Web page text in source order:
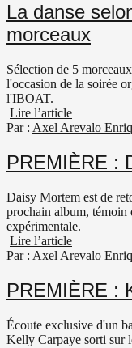
La danse
morceaux
Sélection de 5
l'occasion de la soirée
l'IBOAT.
Lire l’article
Par : Axel Arevalo
PREMIÈRE :
Daisy Mortem est de
prochain album, témoin
expérimentale.
Lire l’article
Par : Axel Arevalo
PREMIÈRE :
Écoute exclusive d'un
Kelly Carpaye sorti sur